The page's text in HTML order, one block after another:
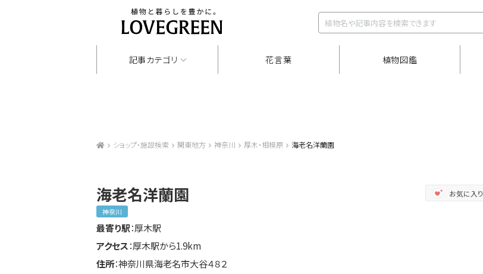
記事カテゴリ 花言葉 植物図鑑
ショップ・施設検索 関東地方 神奈川 厚木・相模原 海老名洋蘭園
海老名洋蘭園 お気に入り
神奈川
最寄り駅：厚木駅
アクセス：厚木駅から1.9km
住所：神奈川県海老名市大谷４８２